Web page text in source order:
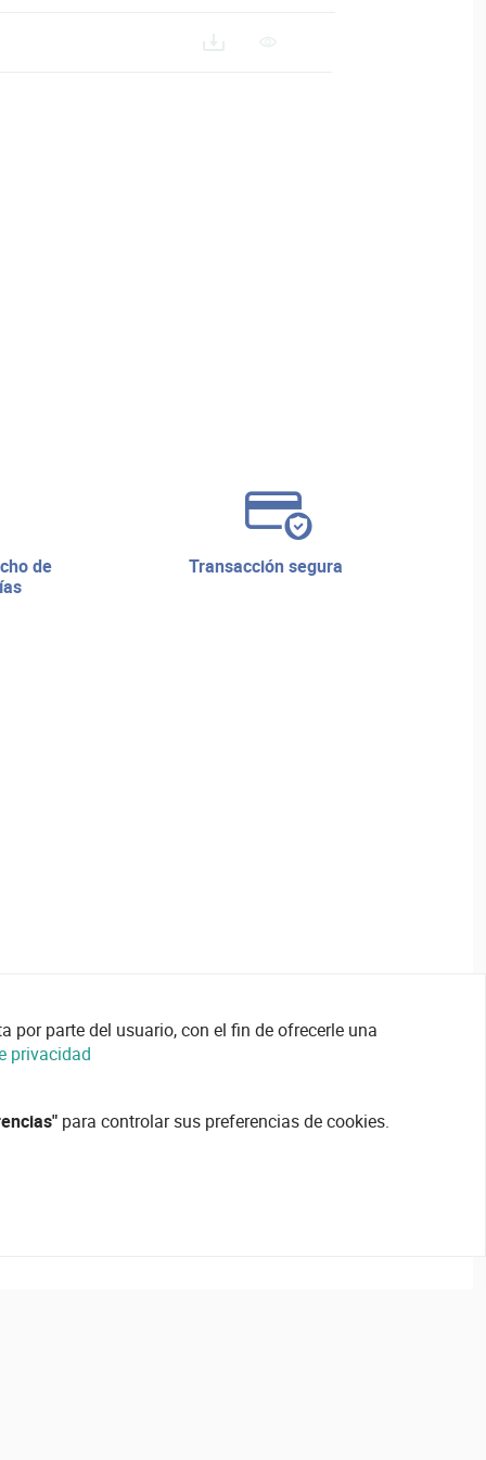
transacción segura
parte del usuario, con el fin de ofrecerle una
privacidad
para controlar sus preferencias de cookies.